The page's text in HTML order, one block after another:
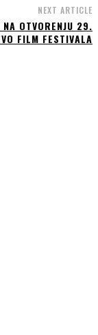
NEXT ARTICLE
NA OTVORENJU 29.
FILM FESTIVALA